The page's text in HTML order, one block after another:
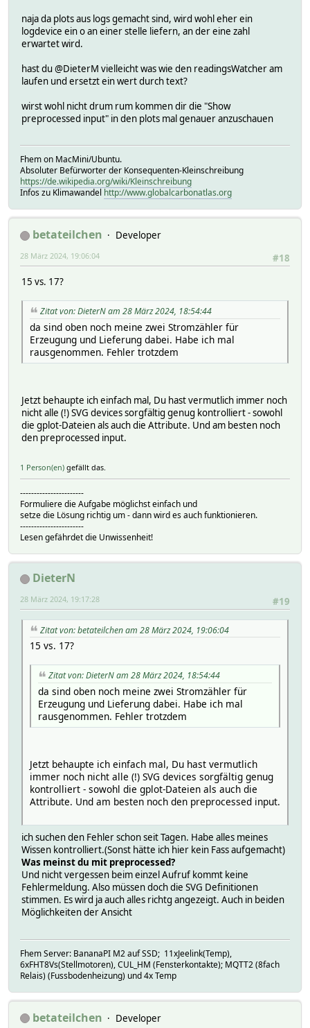
naja da plots aus logs gemacht sind, wird wohl eher ein
logdevice ein o an einer stelle liefern, an der eine zahl
erwartet wird.
hast du @DieterM vielleicht was wie den readingsWatcher am
laufen und ersetzt ein wert durch text?
wirst wohl nicht drum rum kommen dir die "Show
preprocessed input" in den plots mal genauer anzuschauen
Fhem on MacMini/Ubuntu.
Absoluter Befürworter der Konsequenten-Kleinschreibung
https://de.wikipedia.org/wiki/Kleinschreibung
Infos zu Klimawandel http://www.globalcarbonatlas.org
betateilchen
Developer
#18
28 März 2024, 19:06:04
15 vs. 17?
Zitat von: DieterN am 28 März 2024, 18:54:44
da sind oben noch meine zwei Stromzähler für
Erzeugung und Lieferung dabei. Habe ich mal
rausgenommen. Fehler trotzdem
Jetzt behaupte ich einfach mal, Du hast vermutlich immer noch
nicht alle (!) SVG devices sorgfältig genug kontrolliert - sowohl
die gplot-Dateien als auch die Attribute. Und am besten noch
den preprocessed input.
1 Person(en) gefällt das.
-----------------------
Formuliere die Aufgabe möglichst einfach und
setze die Lösung richtig um - dann wird es auch funktionieren.
-----------------------
Lesen gefährdet die Unwissenheit!
DieterN
#19
28 März 2024, 19:17:28
Zitat von: betateilchen am 28 März 2024, 19:06:04
15 vs. 17?
Zitat von: DieterN am 28 März 2024, 18:54:44
da sind oben noch meine zwei Stromzähler für
Erzeugung und Lieferung dabei. Habe ich mal
rausgenommen. Fehler trotzdem
Jetzt behaupte ich einfach mal, Du hast vermutlich
immer noch nicht alle (!) SVG devices sorgfältig genug
kontrolliert - sowohl die gplot-Dateien als auch die
Attribute. Und am besten noch den preprocessed input.
ich suchen den Fehler schon seit Tagen. Habe alles meines
Wissen kontrolliert.(Sonst hätte ich hier kein Fass aufgemacht)
Was meinst du mit preprocessed?
Und nicht vergessen beim einzel Aufruf kommt keine
Fehlermeldung. Also müssen doch die SVG Definitionen
stimmen. Es wird ja auch alles richtg angezeigt. Auch in beiden
Möglichkeiten der Ansicht
Fhem Server: BananaPI M2 auf SSD; 11xJeelink(Temp),
6xFHT8Vs(Stellmotoren), CUL_HM (Fensterkontakte); MQTT2 (8fach
Relais) (Fussbodenheizung) und 4x Temp
betateilchen
Developer